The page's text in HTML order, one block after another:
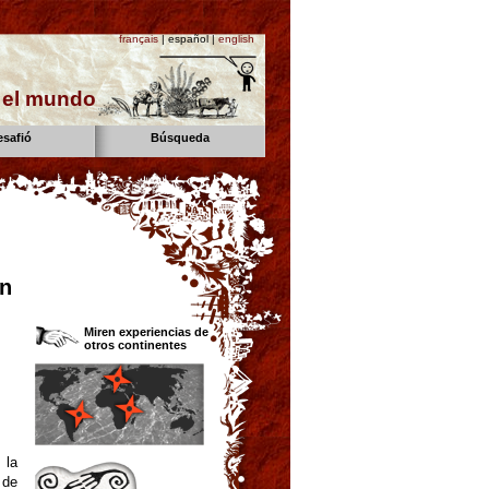
français| español |english
mundo
Búsqueda
la
Miren experiencias de
otros continentes